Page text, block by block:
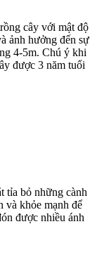
cây với mật độ
ảnh hưởng đến sự
4-5m. Chú ý khi
được 3 năm tuổi
tỉa bỏ những cành
và khỏe mạnh để
được nhiều ánh